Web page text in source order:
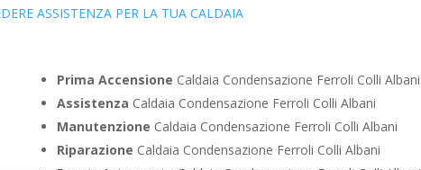
ASSISTENZA PER LA TUA CALDAIA
Prima Accensione Caldaia Condensazione Ferroli Colli Albani
Assistenza Caldaia Condensazione Ferroli Colli Albani
Manutenzione Caldaia Condensazione Ferroli Colli Albani
Riparazione Caldaia Condensazione Ferroli Colli Albani